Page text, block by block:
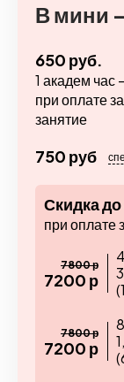
В мини
650 руб.
1 академ
при оплате
занятие
750 руб
Скидка
при оплате
7800 р
7200 р
7800 р
7200 р